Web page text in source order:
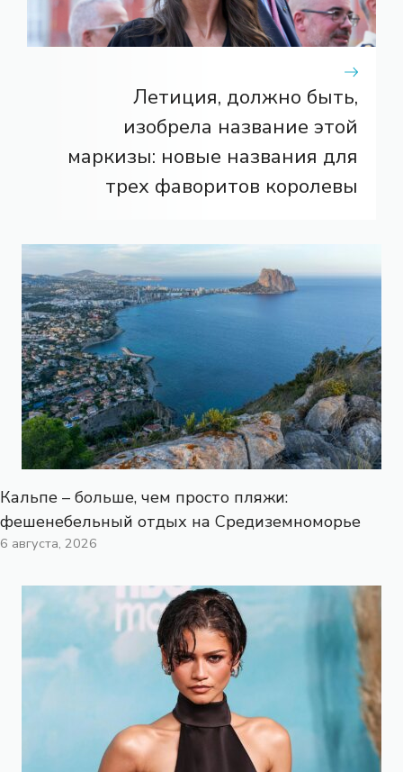
Летиция, должно быть,
изобрела название этой
маркизы: новые названия для
трех фаворитов королевы
Кальпе – больше, чем просто пляжи:
фешенебельный отдых на Средиземноморье
6 августа, 2026